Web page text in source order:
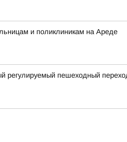
и поликлиникам на Ареде
пешеходный